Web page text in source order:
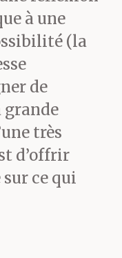
dit :
à une
(la
de
grande
très
d’offrir
ce qui